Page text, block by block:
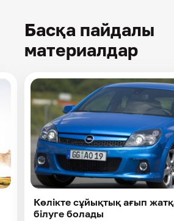
Басқа пайдалы
материалдар
Көлікте сұйықтық ағып
білуге болады